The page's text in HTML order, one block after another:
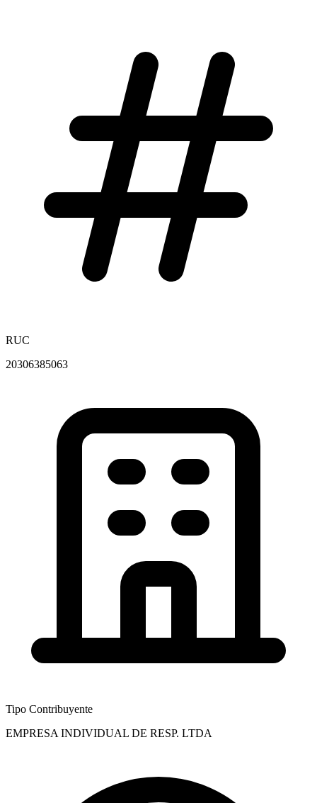
RUC
20306385063
Tipo Contribuyente
EMPRESA INDIVIDUAL DE RESP. LTDA